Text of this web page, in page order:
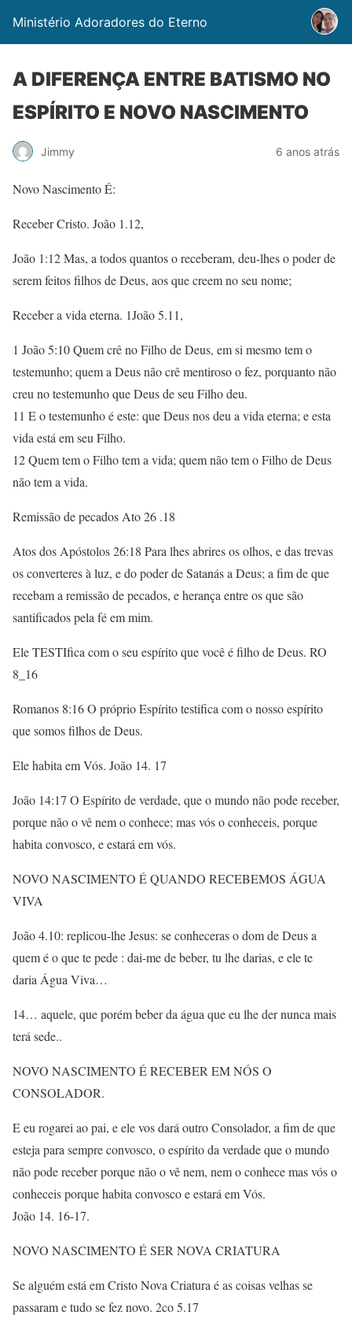
Ministério Adoradores do Eterno
A DIFERENÇA ENTRE BATISMO NO
ESPÍRITO E NOVO NASCIMENTO
Jimmy 6 anos atrás
Novo Nascimento É:
Receber Cristo. João 1.12,
João 1:12 Mas, a todos quantos o receberam, deu-lhes o poder de
serem feitos filhos de Deus, aos que creem no seu nome;
Receber a vida eterna. 1João 5.11,
1 João 5:10 Quem crê no Filho de Deus, em si mesmo tem o
testemunho; quem a Deus não crê mentiroso o fez, porquanto não
creu no testemunho que Deus de seu Filho deu.
11 E o testemunho é este: que Deus nos deu a vida eterna; e esta
vida está em seu Filho.
12 Quem tem o Filho tem a vida; quem não tem o Filho de Deus
não tem a vida.
Remissão de pecados Ato 26 .18
Atos dos Apóstolos 26:18 Para lhes abrires os olhos, e das trevas
os converteres à luz, e do poder de Satanás a Deus; a fim de que
recebam a remissão de pecados, e herança entre os que são
santificados pela fé em mim.
Ele TESTIfica com o seu espírito que você é filho de Deus. RO
8_16
Romanos 8:16 O próprio Espírito testifica com o nosso espírito
que somos filhos de Deus.
Ele habita em Vós. João 14. 17
João 14:17 O Espírito de verdade, que o mundo não pode receber,
porque não o vê nem o conhece; mas vós o conheceis, porque
habita convosco, e estará em vós.
NOVO NASCIMENTO É QUANDO RECEBEMOS ÁGUA
VIVA
João 4.10: replicou-lhe Jesus: se conheceras o dom de Deus a
quem é o que te pede : dai-me de beber, tu lhe darias, e ele te
daria Água Viva…
14… aquele, que porém beber da água que eu lhe der nunca mais
terá sede..
NOVO NASCIMENTO É RECEBER EM NÓS O
CONSOLADOR.
E eu rogarei ao pai, e ele vos dará outro Consolador, a fim de que
esteja para sempre convosco, o espírito da verdade que o mundo
não pode receber porque não o vê nem, nem o conhece mas vós o
conheceis porque habita convosco e estará em Vós.
João 14. 16-17.
NOVO NASCIMENTO É SER NOVA CRIATURA
Se alguém está em Cristo Nova Criatura é as coisas velhas se
passaram e tudo se fez novo. 2co 5.17